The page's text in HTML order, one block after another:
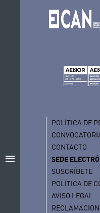
menu
POLÍTICA DE
CONTACTO
SEDE
SUSCRÍBETE
POLÍTICA DE
AVISO LEGAL